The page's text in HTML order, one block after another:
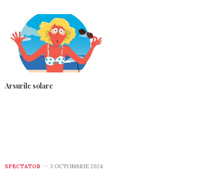
Arsurile solare
SPECTATOR 3 OCTOMBRIE 2024